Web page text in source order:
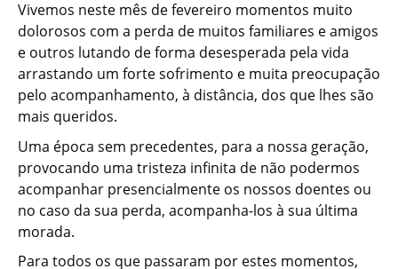
Vivemos neste mês de fevereiro momentos muito
dolorosos com a perda de muitos familiares e amigos
e outros lutando de forma desesperada pela vida
arrastando um forte sofrimento e muita preocupação
pelo acompanhamento, à distância, dos que lhes são
mais queridos.
Uma época sem precedentes, para a nossa geração,
provocando uma tristeza infinita de não podermos
acompanhar presencialmente os nossos doentes ou
no caso da sua perda, acompanha-los à sua última
morada.
Para todos os que passaram por estes momentos,